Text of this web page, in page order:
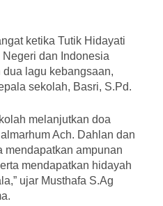
ketika Tutik Hidayati
dan Indonesia
lagu kebangsaan,
sekolah, Basri, S.Pd.
melanjutkan doa
Ach. Dahlan dan
mendapatkan ampunan
mendapatkan hidayah
ujar Musthafa S.Ag